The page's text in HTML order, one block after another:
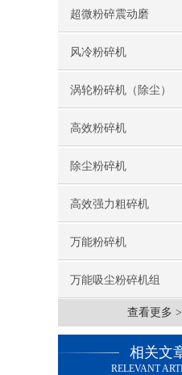
超微粉碎震动磨
风冷粉碎机
涡轮粉碎机（除尘）
高效粉碎机
除尘粉碎机
高效强力粗碎机
万能粉碎机
万能吸尘粉碎机组
查看更多
相关文
RELEVANT